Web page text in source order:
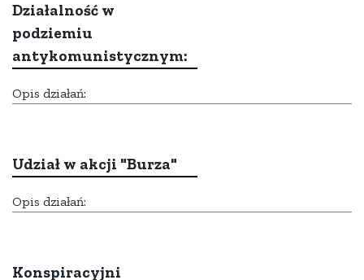
Działalność w
podziemiu
antykomunistycznym:
Opis działań:
Udział w akcji "Burza"
Opis działań:
Konspiracyjni